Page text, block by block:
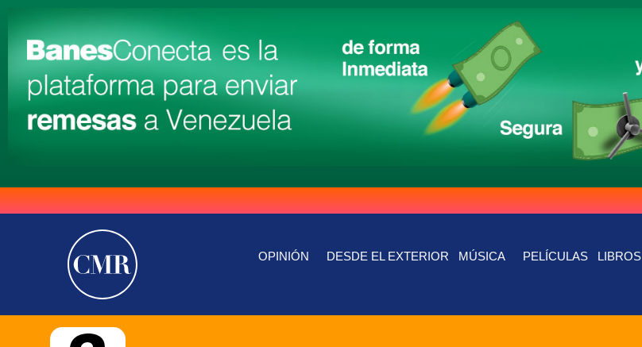
OPINIÓN DESDE EL EXTERIOR MÚSICA PELÍCULAS LIBROS